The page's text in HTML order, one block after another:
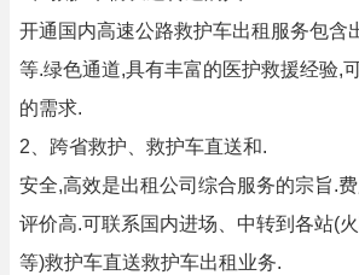
开通国内高速公路救护车出租服务包含
等.绿色通道,具有丰富的医护救援经验,
的需求.
2、跨省救护、救护车直送和.
安全,高效是出租公司综合服务的宗旨.
评价高.可联系国内进场、中转到各站(
等)救护车直送救护车出租业务.